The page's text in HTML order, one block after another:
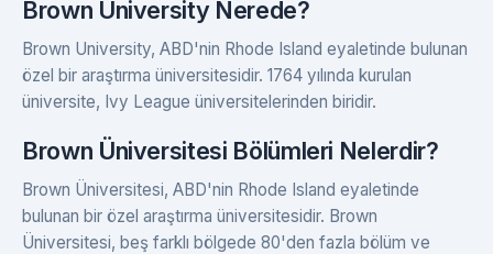
Brown University Nerede?
Brown University, ABD'nin Rhode Island eyaletinde bulunan
özel bir araştırma üniversitesidir. 1764 yılında kurulan
üniversite, Ivy League üniversitelerinden biridir.
Brown Üniversitesi Bölümleri Nelerdir?
Brown Üniversitesi, ABD'nin Rhode Island eyaletinde
bulunan bir özel araştırma üniversitesidir. Brown
Üniversitesi, beş farklı bölgede 80'den fazla bölüm ve